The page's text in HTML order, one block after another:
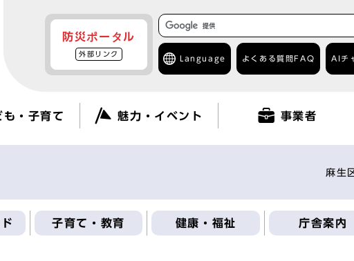
防災ポータル
外部リンク
Language よくある質問 FAQ AIチ
も・子育て 魅力・イベント 事業者
麻生
子育て・教育 健康・福祉 庁舎案内